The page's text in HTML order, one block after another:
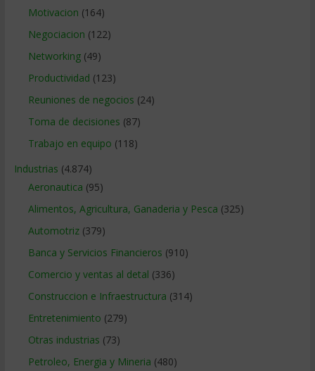
Motivacion (164)
Negociacion (122)
Networking(49)
Productividad (123)
Reuniones de negocios (24)
Toma de decisiones (87)
Trabajo en equipo (118)
Industrias (4.874)
Aeronautica (95)
Alimentos, Agricultura, Ganaderia y Pesca (325)
Automotriz(379)
Banca y Servicios Financieros (910)
Comercio y ventas al detal (336)
Construccion e Infraestructura (314)
Entretenimiento (279)
Otras industrias (73)
Petroleo, Energia y Mineria (480)